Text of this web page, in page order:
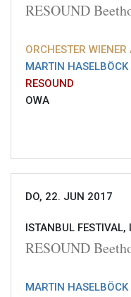
RESOUND
ORCHESTER WIENER
MARTIN HASELBÖCK
RESOUND
OWA
DO, 22. JUN 2017
ISTANBUL FESTIVAL,
RESOUND
MARTIN HASELBÖCK